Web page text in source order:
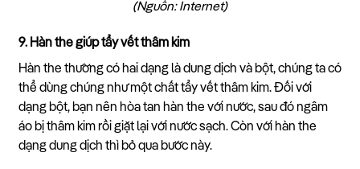
(Nguồn: Internet)
9. Hàn the giúp tẩy vết thâm kim
Hàn the thường có hai dạng là dung dịch và bột, chúng ta có
thể dùng chúng như một chất tẩy vết thâm kim. Đối với
dạng bột, bạn nên hòa tan hàn the với nước, sau đó ngâm
áo bị thâm kim rồi giặt lại với nước sạch. Còn với hàn the
dạng dung dịch thì bỏ qua bước này.